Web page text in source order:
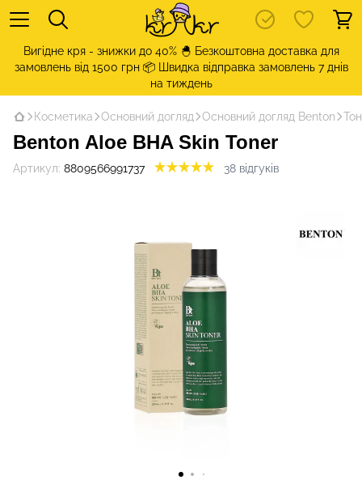
Вигідне кря - знижки до 40% 🐣 Безкоштовна доставка для
замовлень від 1500 грн 📦 Швидка відправка замовлень 7 днів
на тиждень
Косметика Основний догляд Основний догляд Benton
Benton Aloe BHA Skin Toner
Артикул: 8809566991737 38 відгуків